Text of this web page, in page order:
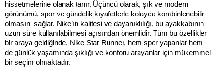
hissetmelerine olanak tanır. Üçüncü olarak, şık ve modern
görünümü, spor ve gündelik kıyafetlerle kolayca kombinlenebilir
olmasını sağlar. Nike’ın kalitesi ve dayanıklılığı, bu ayakkabının
uzun süre kullanılabilmesi açısından önemlidir. Tüm bu özellikler
bir araya geldiğinde, Nike Star Runner, hem spor yapanlar hem
de günlük yaşamında şıklığı ve konforu arayanlar için mükemmel
bir seçim olmaktadır.